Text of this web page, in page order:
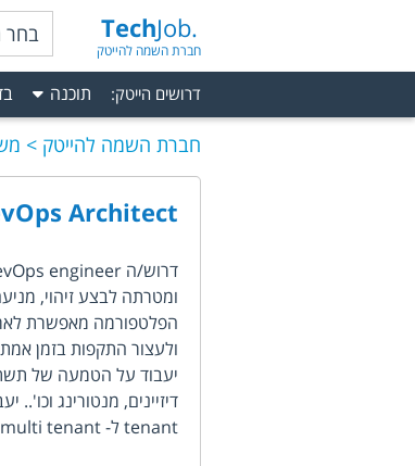
TechJob.
חברת השמה להייטק
בחר
דרושים הייטק: תוכנה
חברת השמה להייטק
Architect
ומטרתה לבצע זיהוי,
הפלטפורמה מאפשרת
ולעצור התקפות בזמן
tenant ל- multi tenant.